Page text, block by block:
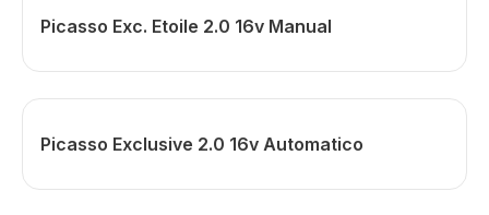
Picasso Exc. Etoile 2.0 16v Manual
Picasso Exclusive 2.0 16v Automatico